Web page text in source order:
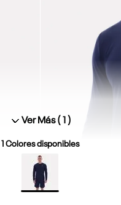
Ver Más ( 1)
Colores disponibles